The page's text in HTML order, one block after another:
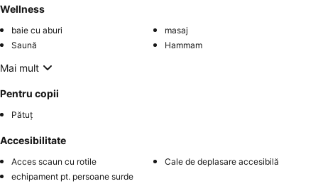
Wellness
baie cu aburi
masaj
Saună
Hammam
Mai mult
Pentru copii
Pătuț
Accesibilitate
Acces scaun cu rotile
Cale de deplasare accesibilă
echipament pt. persoane surde